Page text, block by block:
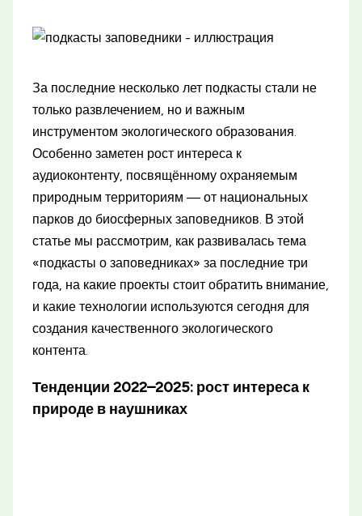
За последние несколько лет подкасты стали не
только развлечением, но и важным
инструментом экологического образования.
Особенно заметен рост интереса к
аудиоконтенту, посвящённому охраняемым
природным территориям — от национальных
парков до биосферных заповедников. В этой
статье мы рассмотрим, как развивалась тема
«подкасты о заповедниках» за последние три
года, на какие проекты стоит обратить внимание,
и какие технологии используются сегодня для
создания качественного экологического
контента.
Тенденции 2022–2025: рост интереса к
природе в наушниках